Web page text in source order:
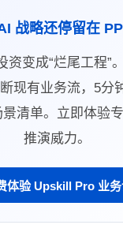
战略还停留在
资变成“烂尾工程”
现有业务流，5分
清单。立即体验
推演威力。
体验 Upskill Pro 业